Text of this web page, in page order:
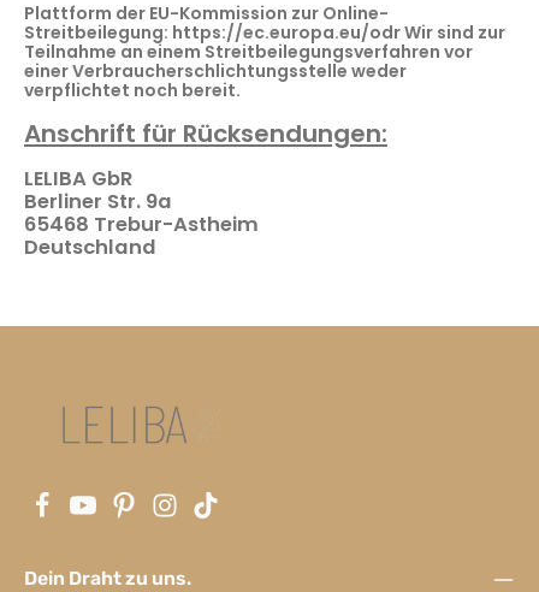
Plattform der EU-Kommission zur Online-
Streitbeilegung: https://ec.europa.eu/odr Wir sind zur
Teilnahme an einem Streitbeilegungsverfahren vor
einer Verbraucherschlichtungsstelle weder
verpflichtet noch bereit.
Anschrift für Rücksendungen:
LELIBA GbR
Berliner Str. 9a
65468 Trebur-Astheim
Deutschland
Dein Draht zu uns.